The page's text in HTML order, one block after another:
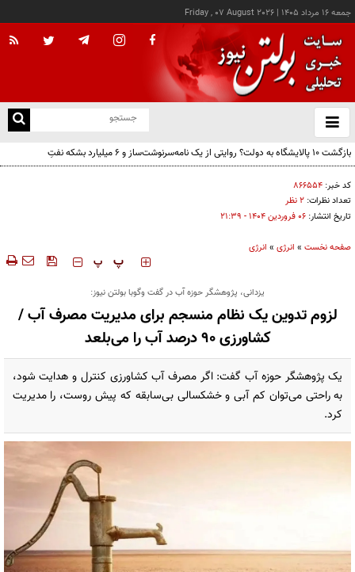
جمعه ۱۶ مرداد ۱۴۰۵ |
Friday , 07 August 2026
باز
و
بازگشت ۱۰ پالایشگاه به دولت؟ روایتی از یک نامه‌سرنوشت‌ساز و ۶ میلیارد بشکه نفتِ
بدون‌حساب
کد خبر: ۸۶۶۵۵۴
تعداد نظرات: ۲ نظر
تاریخ انتشار: ۰۶ فروردين ۱۴۰۴ - ۲۱:۳۹
صفحه نخست » انرژی » انرژی
‍‍‍ پ پ
یزدانی، پژوهشگر حوزه آب در گفت وگو‌با بولتن نیوز:
لزوم تدوین یک نظام منسجم برای مدیریت مصرف آب /
کشاورزی ۹۰ درصد آب را می‌بلعد
یک پژوهشگر حوزه آب گفت: اگر مصرف آب کشاورزی کنترل و هدایت شود،
به راحتی می‌توان کم آبی و خشکسالی بی‌سابقه که پیش روست، را مدیریت
کرد.